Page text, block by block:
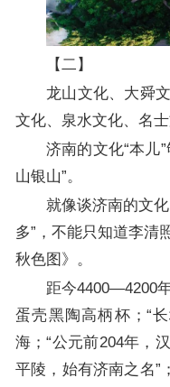
【二】
龙山文化、大舜
文化、泉水文化、名
济南的文化“本儿
山银山”。
就像谈济南的文
多”，不能只知道李清
秋色图》。
距今4400—4200
蛋壳黑陶高柄杯；“
海；“公元前204年，
平陵，始有济南之名”